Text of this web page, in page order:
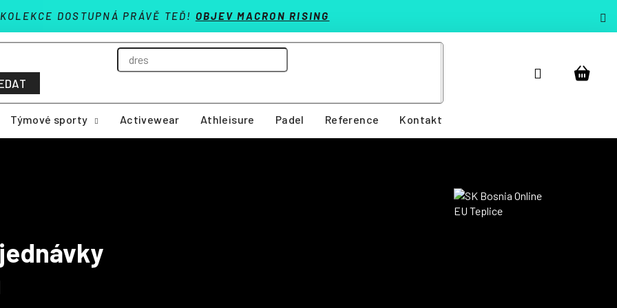
DOSTUPNÁ PRÁVĚ TEĎ! OBJEV MACRON RISING
Přihlášení
Týmové sporty Activewear Athleisure Padel Reference Kontakt